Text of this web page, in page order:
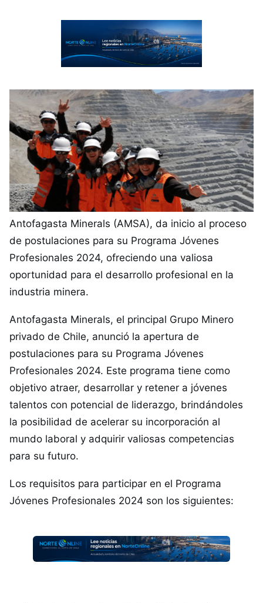
Antofagasta Minerals (AMSA), da inicio al proceso
de postulaciones para su Programa Jóvenes
Profesionales 2024, ofreciendo una valiosa
oportunidad para el desarrollo profesional en la
industria minera.
Antofagasta Minerals, el principal Grupo Minero
privado de Chile, anunció la apertura de
postulaciones para su Programa Jóvenes
Profesionales 2024. Este programa tiene como
objetivo atraer, desarrollar y retener a jóvenes
talentos con potencial de liderazgo, brindándoles
la posibilidad de acelerar su incorporación al
mundo laboral y adquirir valiosas competencias
para su futuro.
Los requisitos para participar en el Programa
Jóvenes Profesionales 2024 son los siguientes: